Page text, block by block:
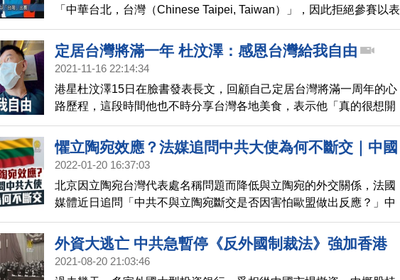
「中華台北，台灣（Chinese Taipei, Taiwan）」，因此拒絕參賽以表
達抗議，經多次溝通後，才成功以「台灣」名義出賽。黃也在無蹼恆
重下潛（CNF）項目以63公尺的成績拿下亞軍，更拿著中華民國國旗
上台領獎。外交部（26日）表示，中共若持續打壓將影響國際形象及
定居台灣將滿一年 杜汶澤：感恩台灣給我自由
2021-11-16 22:14:34
港星杜汶澤15日在臉書發表長文，回顧自己定居台灣將滿一周年的心
路歷程，這段時間他也不時分享台灣各地美食，表示他「真的很想開
拍一個推介台灣小吃的節目，而且是深入探討的那種。這國家好吃的
東西實在太多。」杜汶澤11日也與高雄市長陳其邁見面，討論如何讓
台港文化交流做得更好！明年踏入50歲的杜汶澤在文中說：「還有很
希望多為社會，無論是香港和台灣，做更多更多的事！希望大家支
持！」「感恩台灣給我自由，我是敬畏這片土地的港裔台灣人！」
懼立陶宛效應？法媒追問中共大使為何不斷交｜中國
一分鐘
2022-01-20 16:37:03
北京因立陶宛台灣代表處名稱問題而降低與立陶宛的外交關係，法國
媒體近日追問「中共不與立陶宛斷交是否因害怕歐盟做出反應？」中
共駐法大使盧沙野回應說，不是害不害怕的問題，希望立陶宛回到堅
持一中原則的立場。目前，立陶宛效應持續發酵，中歐國家斯洛維尼
亞總理也透露，正在與台灣洽談互設代表處。
外資大逃亡 中共急暫停《反外國制裁法》強加香港
2021-08-20 21:03:46